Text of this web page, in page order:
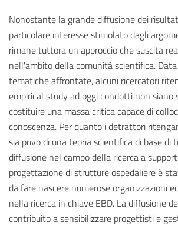
Nonostante la grande diffusione dei
particolare interesse stimolato dagli
rimane tuttora un approccio che suscita
nell'ambito della comunità scientifica.
tematiche affrontate, alcuni ricercatori
empirical study ad oggi condotti non siano
costituire una massa critica capace di
conoscenza. Per quanto i detrattori
sia privo di una teoria scientifica di base di
diffusione nel campo della ricerca a
progettazione di strutture ospedaliere è
da fare nascere numerose organizzazioni
nella ricerca in chiave EBD. La diffusione
contribuito a sensibilizzare progettisti e